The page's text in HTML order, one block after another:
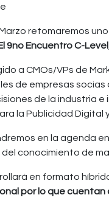
retomaremos
9no Encuentro C-Level
a CMOs/VPs de
de empresas
de la industria
la Publicidad Digital
en la agenda
conocimiento de
en formato
por lo que